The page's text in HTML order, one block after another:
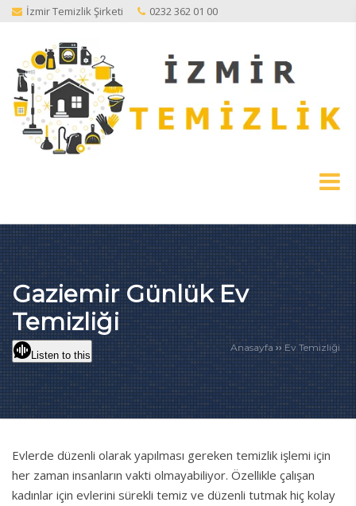
İzmir Temizlik Şirketi 0232 362 01 00
Gaziemir Günlük Ev
Temizliği
Anasayfa ›› Ev Temizliği
Listen to this
Evlerde düzenli olarak yapılması gereken temizlik işlemi için
her zaman insanların vakti olmayabiliyor. Özellikle çalışan
kadınlar için evlerini sürekli temiz ve düzenli tutmak hiç kolay